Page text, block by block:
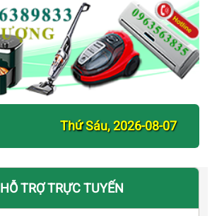
Thứ Sáu, 2026-08-07
HỖ TRỢ TRỰC TUYẾN